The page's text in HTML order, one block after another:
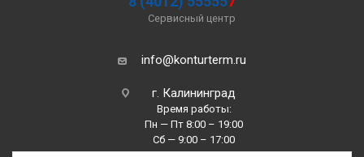
Сервисный центр
info@konturterm.ru
г. Калининград
Время работы:
Пн — Пт 8:00 – 19:00
Сб — 9:00 – 17:00